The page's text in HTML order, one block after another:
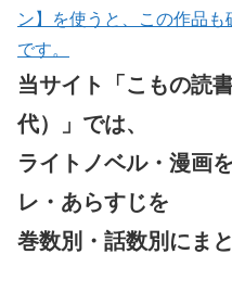
ン】を使うと、この作品
です。
当サイト「こもの読
代）」では、
ライトノベル・漫画
レ・あらすじを
巻数別・話数別にま